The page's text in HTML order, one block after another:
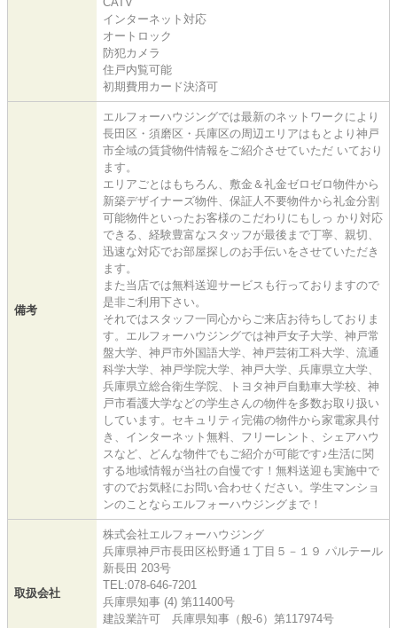
インターネット対応
オートロック
防犯カメラ
住戸内覧可能
初期費用カード決済可
備考
エルフォーハウジングでは最新のネットワークにより
長田区・須磨区・兵庫区の周辺エリアはもとより神戸
市全域の賃貸物件情報をご紹介させていただ いており
ます。
エリアごとはもちろん、敷金＆礼金ゼロゼロ物件から
新築デザイナーズ物件、保証人不要物件から礼金分割
可能物件といったお客様のこだわりにもしっ かり対応
できる、経験豊富なスタッフが最後まで丁寧、親切、
迅速な対応でお部屋探しのお手伝いをさせていただき
ます。
また当店では無料送迎サービスも行っておりますので
是非ご利用下さい。
それではスタッフ一同心からご来店お待ちしておりま
す。エルフォーハウジングでは神戸女子大学、神戸常
盤大学、神戸市外国語大学、神戸芸術工科大学、流通
科学大学、神戸学院大学、神戸大学、兵庫県立大学、
兵庫県立総合衛生学院、トヨタ神戸自動車大学校、神
戸市看護大学などの学生さんの物件を多数お取り扱い
しています。セキュリティ完備の物件から家電家具付
き、インターネット無料、フリーレント、シェアハウ
スなど、どんな物件でもご紹介が可能です♪生活に関
する地域情報が当社の自慢です！無料送迎も実施中で
すのでお気軽にお問い合わせください。学生マンショ
ンのことならエルフォーハウジングまで！
取扱会社
株式会社エルフォーハウジング
兵庫県神戸市長田区松野通１丁目５－１９ パルテール
新長田 203号
TEL:078-646-7201
兵庫県知事 (4) 第11400号
建設業許可 兵庫県知事（般-6）第117974号